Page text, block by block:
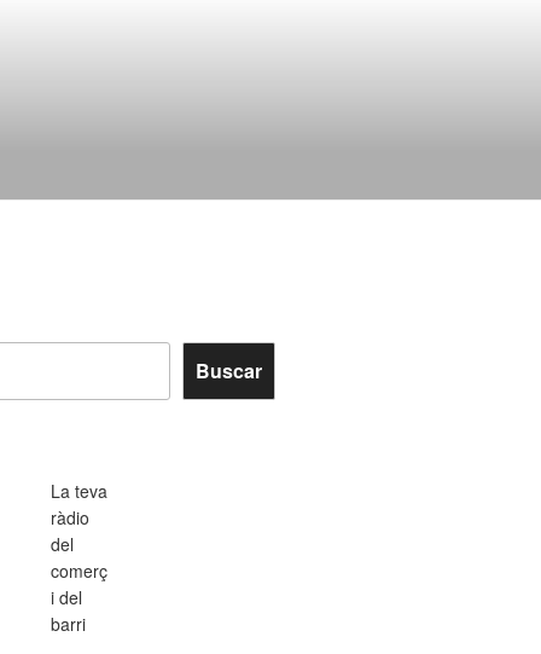
Buscar
La teva
ràdio
del
comerç
i del
barri